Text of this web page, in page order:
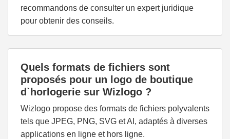
recommandons de consulter un expert juridique
pour obtenir des conseils.
Quels formats de fichiers sont
proposés pour un logo de boutique
d`horlogerie sur Wizlogo ?
Wizlogo propose des formats de fichiers polyvalents
tels que JPEG, PNG, SVG et AI, adaptés à diverses
applications en ligne et hors ligne.